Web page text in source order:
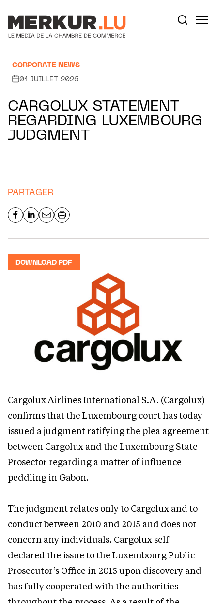
CORPORATE NEWS
01 JUILLET 2026
CARGOLUX STATEMENT
REGARDING LUXEMBOURG
JUDGMENT
PARTAGER
DOWNLOAD PDF
Cargolux Airlines International S.A. (Cargolux)
confirms that the Luxembourg court has today
issued a judgment ratifying the plea agreement
between Cargolux and the Luxembourg State
Prosector regarding a matter of influence
peddling in Gabon.
The judgment relates only to Cargolux and to
conduct between 2010 and 2015 and does not
concern any individuals. Cargolux self-
declared the issue to the Luxembourg Public
Prosecutor’s Office in 2015 upon discovery and
has fully cooperated with the authorities